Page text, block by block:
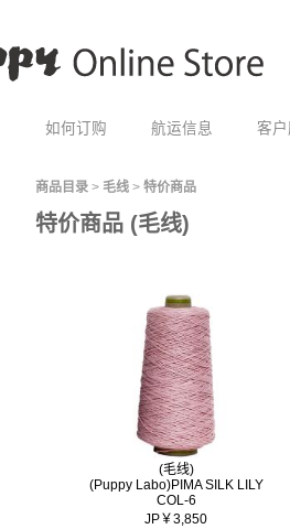
如何订购 航运信息 客
商品目录 > 毛线 > 特价商品
特价商品 (毛线)
(毛线)
(Puppy Labo)PIMA SILK LILY
COL-6
JP￥3,850